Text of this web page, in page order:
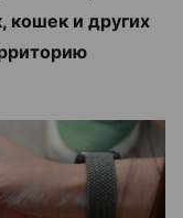
кошек и других